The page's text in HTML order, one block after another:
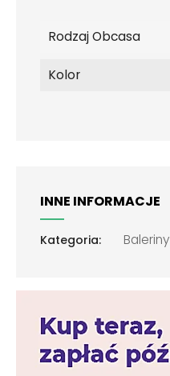
Rodzaj Obcasa
Kolor
INNE INFORMACJE
Kategoria: Baleriny